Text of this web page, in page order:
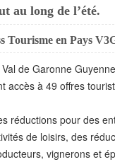
au long de l’été.
Tourisme en Pays
de Garonne
accès à 49 offres
réductions pour des
de loisirs, des
vignerons et